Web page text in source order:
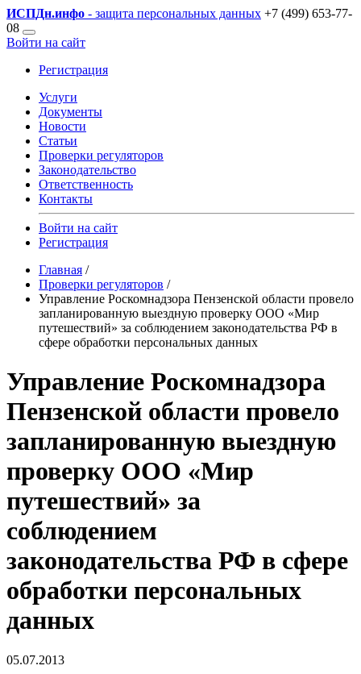
ИСПДн.инфо - защита персональных данных +7 (499) 653-77-
08
Войти на сайт
Регистрация
Услуги
Документы
Новости
Статьи
Проверки регуляторов
Законодательство
Ответственность
Контакты
Войти на сайт
Регистрация
Главная /
Проверки регуляторов /
Управление Роскомнадзора Пензенской области провело
запланированную выездную проверку ООО «Мир
путешествий» за соблюдением законодательства РФ в
сфере обработки персональных данных
Управление Роскомнадзора
Пензенской области провело
запланированную выездную
проверку ООО «Мир
путешествий» за
соблюдением
законодательства РФ в сфере
обработки персональных
данных
05.07.2013